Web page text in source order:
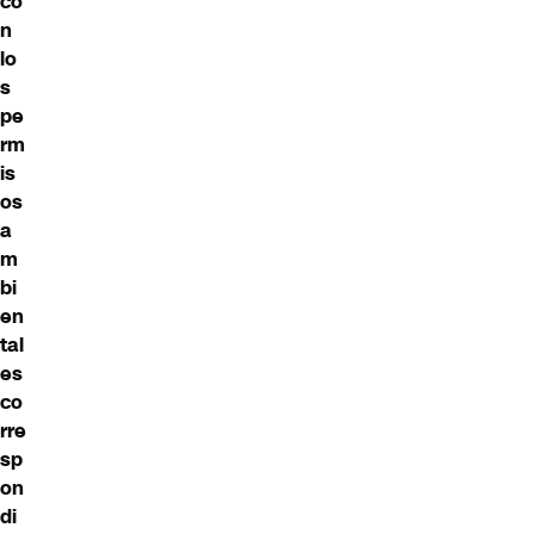
n
lo
s
pe
rm
is
os
a
m
bi
en
tal
es
co
rre
sp
on
di